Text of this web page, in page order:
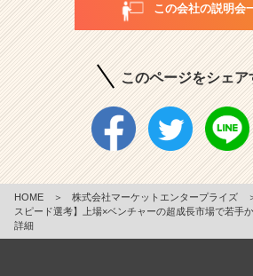
この会社の説明会
このページをシェア
HOME ＞ 株式会社マーケットエンタープライズ
スピード選考】上場×ベンチャーの超成長市場で若手
詳細